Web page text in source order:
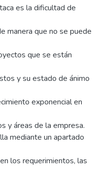
es la dificultad de
manera que no se puede
que se están
y su estado de ánimo
exponencial en
y áreas de la empresa.
mediante un apartado
los requerimientos, las